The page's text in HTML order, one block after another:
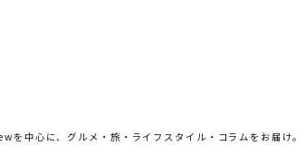
心に、グルメ・旅・ライフスタイル・コラムをお届け。